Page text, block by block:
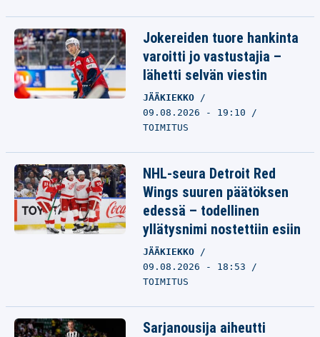
Jokereiden tuore hankinta
varoitti jo vastustajia –
lähetti selvän viestin
JÄÄKIEKKO
09.08.2026 - 19:10
TOIMITUS
NHL-seura Detroit Red
Wings suuren päätöksen
edessä – todellinen
yllätysnimi nostettiin esiin
JÄÄKIEKKO
09.08.2026 - 18:53
TOIMITUS
Sarjanousija aiheutti